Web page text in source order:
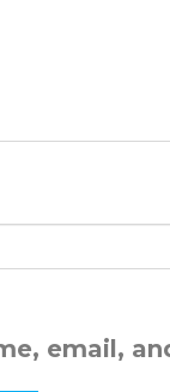
email,